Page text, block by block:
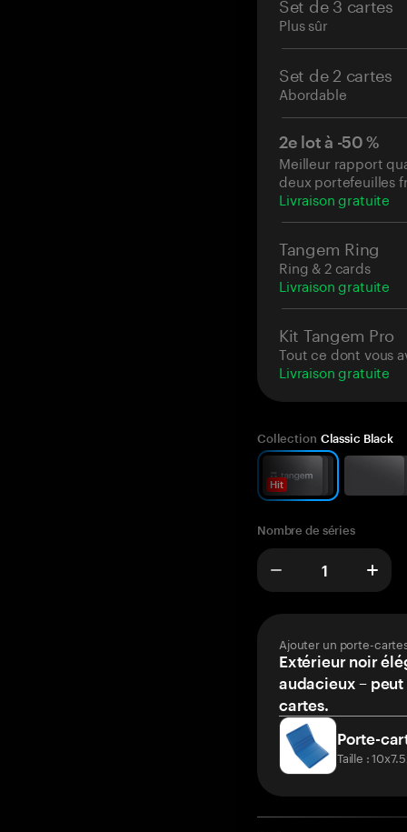
Plus sûr
Set de 2 cartes
Abordable
2e lot à -50 %
Meilleur rapport
deux portefeuilles
Livraison gratuite
Tangem Ring
Ring & 2 cards
Livraison gratuite
Kit Tangem Pro
Tout ce dont vous
Livraison gratuite
Collection Classic Black
Hit
Nombre de séries
Ajouter un porte-
Extérieur noir
audacieux –
cartes.
Porte-
Taille :